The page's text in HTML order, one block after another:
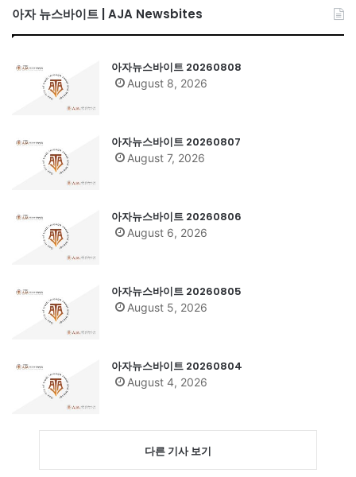
아자 뉴스바이트 | AJA Newsbites
아자뉴스바이트 20260808
August 8, 2026
아자뉴스바이트 20260807
August 7, 2026
아자뉴스바이트 20260806
August 6, 2026
아자뉴스바이트 20260805
August 5, 2026
아자뉴스바이트 20260804
August 4, 2026
다른 기사 보기